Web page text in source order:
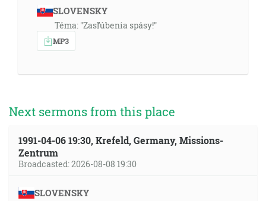
SLOVENSKY
Téma: "Zasľúbenia spásy!"
MP3
Next sermons from this place
1991-04-06 19:30, Krefeld, Germany, Missions-
Zentrum
Broadcasted: 2026-08-08 19:30
SLOVENSKY